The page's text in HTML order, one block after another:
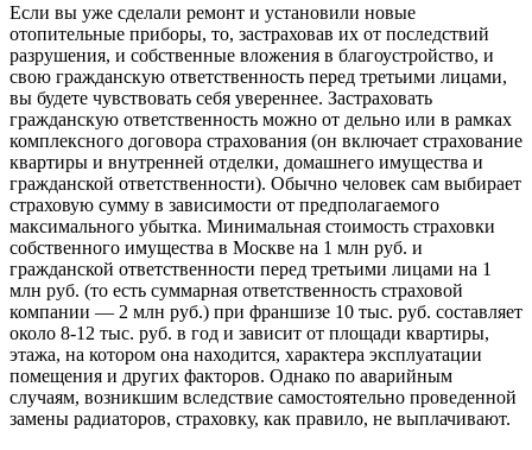
Если вы уже сделали ремонт и установили новые
отопительные приборы, то, застраховав их от последствий
разрушения, и собственные вложения в благоустройство, и
свою гражданскую ответственность перед третьими лицами,
вы будете чувствовать себя увереннее. Застраховать
гражданскую ответственность можно от дельно или в рамках
комплексного договора страхования (он включает страхование
квартиры и внутренней отделки, домашнего имущества и
гражданской ответственности). Обычно человек сам выбирает
страховую сумму в зависимости от предполагаемого
максимального убытка. Минимальная стоимость страховки
собственного имущества в Москве на 1 млн руб. и
гражданской ответственности перед третьими лицами на 1
млн руб. (то есть суммарная ответственность страховой
компании — 2 млн руб.) при франшизе 10 тыс. руб. составляет
около 8-12 тыс. руб. в год и зависит от площади квартиры,
этажа, на котором она находится, характера эксплуатации
помещения и других факторов. Однако по аварийным
случаям, возникшим вследствие самостоятельно проведенной
замены радиаторов, страховку, как правило, не выплачивают.